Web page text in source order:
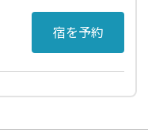
宿を予約